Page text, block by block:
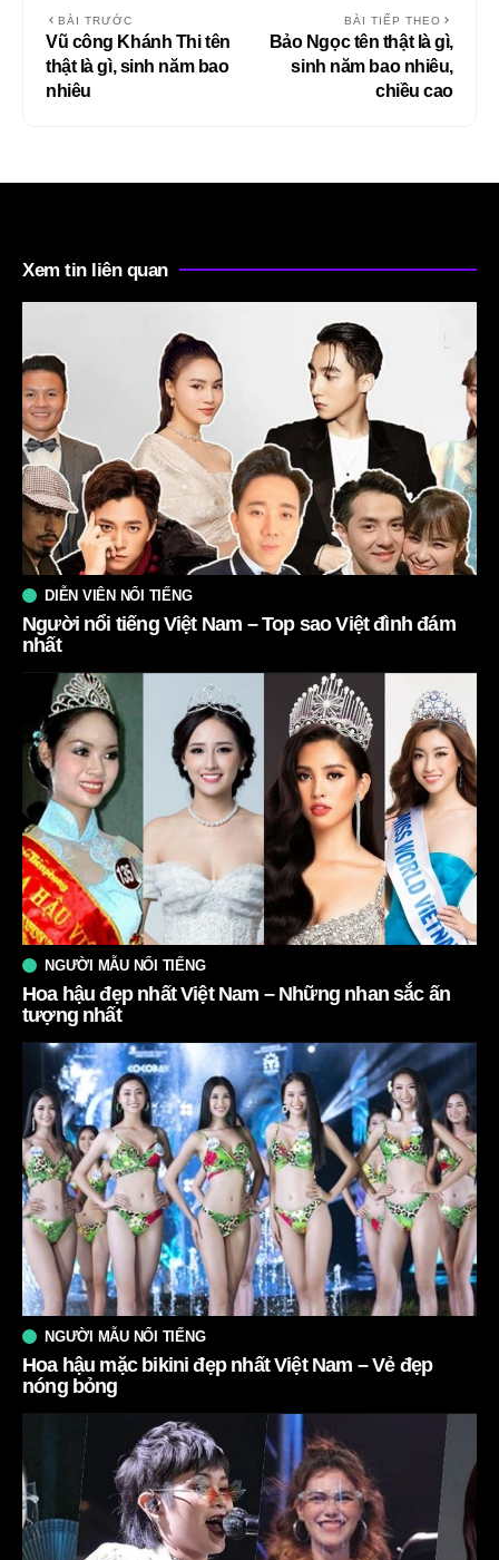
BÀI TRƯỚC
Vũ công Khánh Thi tên
thật là gì, sinh năm bao
nhiêu
BÀI TIẾP THEO
Bảo Ngọc tên thật là gì,
sinh năm bao nhiêu,
chiều cao
Xem tin liên quan
DIỄN VIÊN NỔI TIẾNG
Người nổi tiếng Việt Nam – Top sao Việt đình đám
nhất
NGƯỜI MẪU NỔI TIẾNG
Hoa hậu đẹp nhất Việt Nam – Những nhan sắc ấn
tượng nhất
NGƯỜI MẪU NỔI TIẾNG
Hoa hậu mặc bikini đẹp nhất Việt Nam – Vẻ đẹp
nóng bỏng